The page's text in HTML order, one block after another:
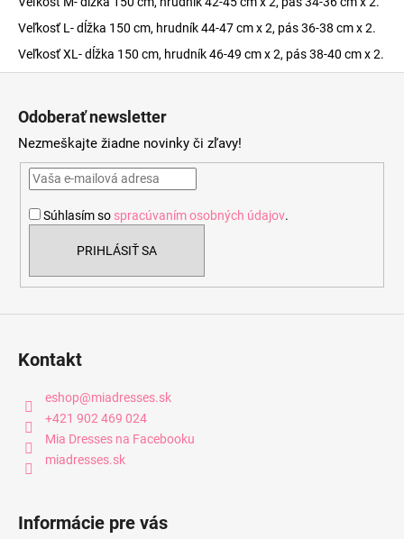
Veľkosť L- dĺžka 150 cm, hrudník 44-47 cm x 2, pás 36-38 cm x 2.
Veľkosť XL- dĺžka 150 cm, hrudník 46-49 cm x 2, pás 38-40 cm x 2.
Odoberať newsletter
Nezmeškajte žiadne novinky či zľavy!
Súhlasím so spracúvaním osobných údajov.
PRIHLÁSIŤ SA
Kontakt
eshop@miadresses.sk
+421 902 469 024
Mia Dresses na Facebooku
miadresses.sk
Informácie pre vás